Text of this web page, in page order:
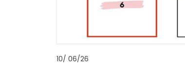
10/ 06/26